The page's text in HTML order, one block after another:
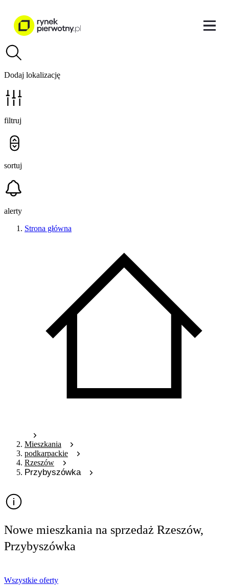
Dodaj lokalizację
filtruj
sortuj
alerty
Strona główna
Mieszkania
podkarpackie
Rzeszów
Przybyszówka
Nowe mieszkania na sprzedaż Rzeszów,
Przybyszówka
Wszystkie oferty